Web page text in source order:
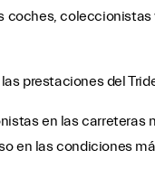
prestaciones del
en las carreteras
en las condiciones